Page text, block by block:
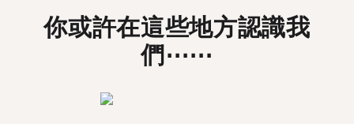
你或許在這些地方認識我
們⋯⋯